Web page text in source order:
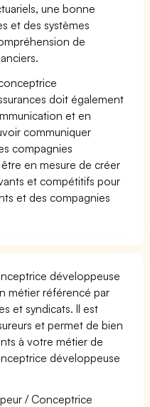
une bonne
et des systèmes
de
doit également
et en
communiquer
compagnies
en mesure de créer
et compétitifs pour
et des compagnies
développeuse
métier référencé par
et syndicats. Il est
et permet de bien
à votre métier de
développeuse
/ Conceptrice